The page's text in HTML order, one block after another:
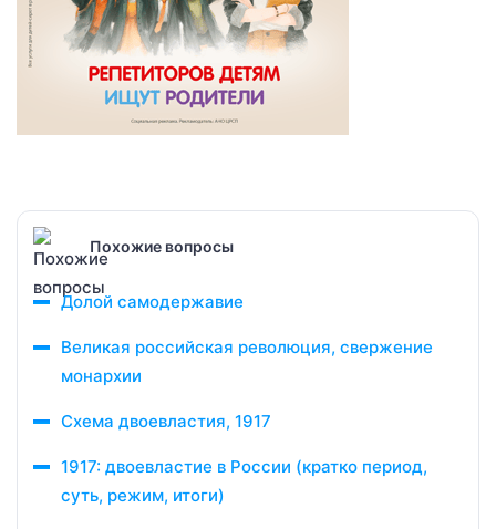
Похожие вопросы
Долой самодержавие
Великая российская революция, свержение
монархии
Схема двоевластия, 1917
1917: двоевластие в России (кратко период,
суть, режим, итоги)